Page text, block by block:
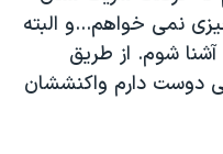
نمی خواهم...و البته
آشنا شوم. از طریق
دوست دارم واکنششان